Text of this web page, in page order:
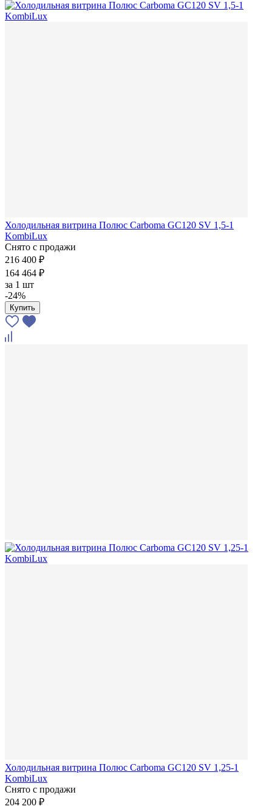
Холодильная витрина Полюс Carboma GC120 SV 1,5-1
KombiLux
Снято с продажи
216 400 ₽
164 464 ₽
за 1 шт
-24%
Купить
Холодильная витрина Полюс Carboma GC120 SV 1,25-1
KombiLux
Снято с продажи
204 200 ₽